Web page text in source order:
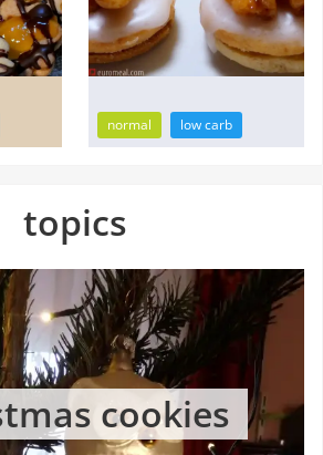
normal low carb
topics
cookies